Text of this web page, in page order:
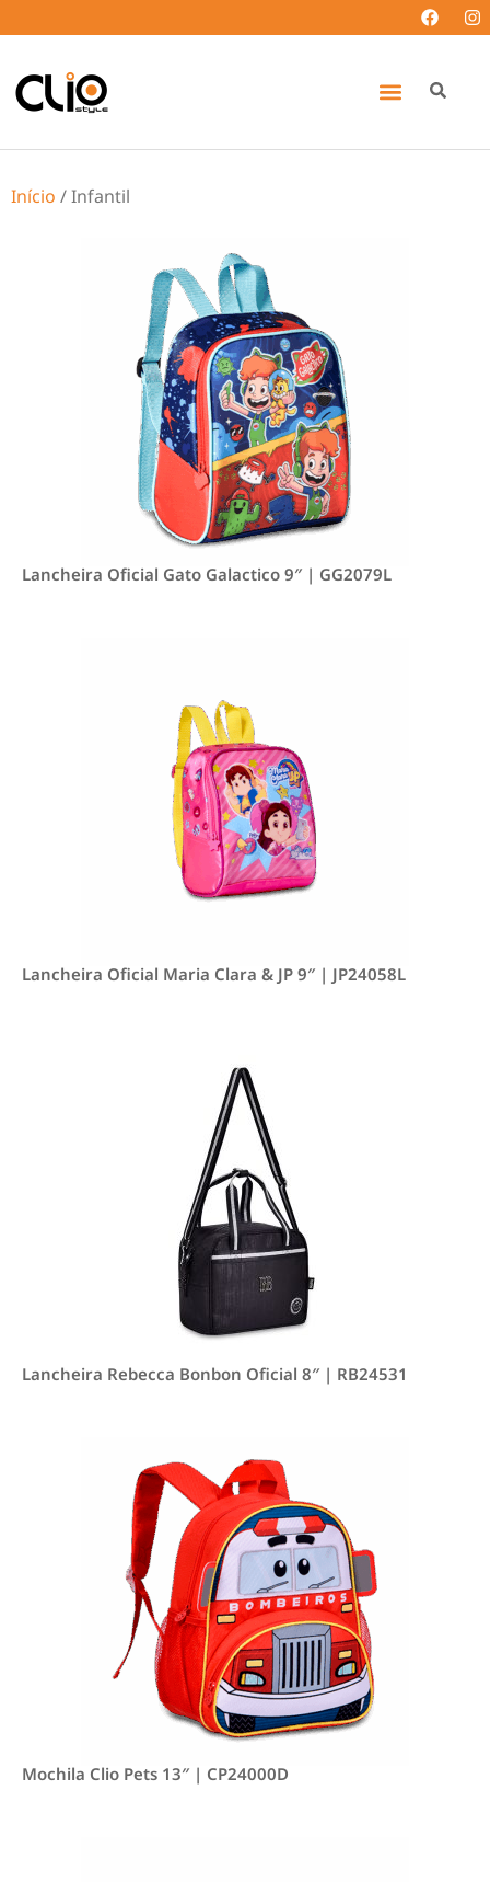
Início / Infantil
Lancheira Oficial Gato Galactico 9″ | GG2079L
Lancheira Oficial Maria Clara & JP 9″ | JP24058L
Lancheira Rebecca Bonbon Oficial 8″ | RB24531
Mochila Clio Pets 13″ | CP24000D